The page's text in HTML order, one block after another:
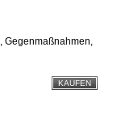
Gegenmaßnahmen,